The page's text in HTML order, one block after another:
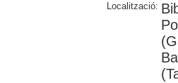
Localització: